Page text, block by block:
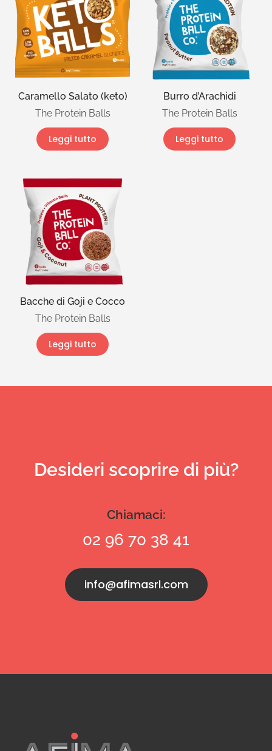
Caramello Salato (keto)
The Protein Balls
Leggi tutto
Burro d’Arachidi
The Protein Balls
Leggi tutto
Bacche di Goji e Cocco
The Protein Balls
Leggi tutto
Desideri scoprire di più?
Chiamaci:
02 96 70 38 41
info@afimasrl.com